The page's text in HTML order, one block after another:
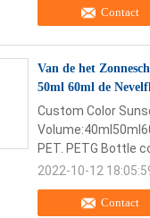
Contact
Van de het
50ml 60ml de
Contact
Custom Color
PET. PETG Bottle
2022-10-12